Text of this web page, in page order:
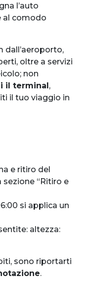
l’auto
al comodo
dall’aeroporto,
oltre a servizi
non
il terminal,
il tuo viaggio in
e ritiro del
“Ritiro e
si applica un
altezza:
sono riportarti
.